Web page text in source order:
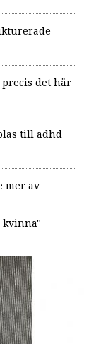
precis det här
till adhd
mer av
kvinna"